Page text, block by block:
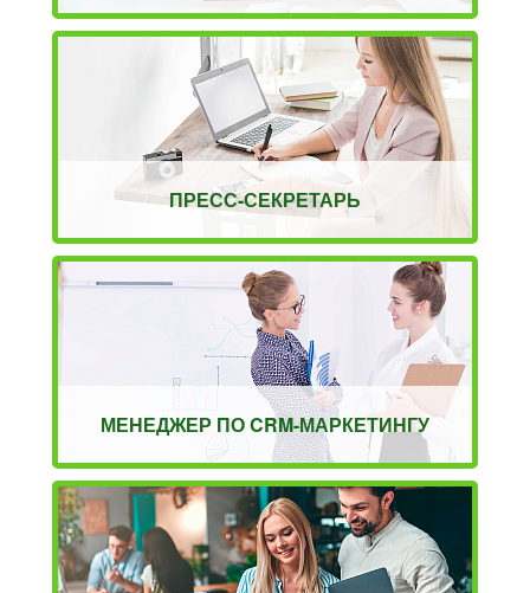
ПРЕСС-СЕКРЕТАРЬ
МЕНЕДЖЕР ПО CRM-МАРКЕТИНГУ